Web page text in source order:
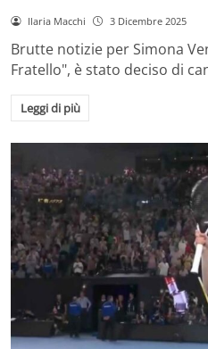
Ilaria Macchi 3 Dicembre 2025
Brutte notizie per Simona
Fratello", è stato deciso di
Leggi di più